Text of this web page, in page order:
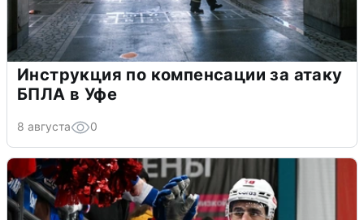
Инструкция по компенсации за атаку
БПЛА в Уфе
8 августа 0